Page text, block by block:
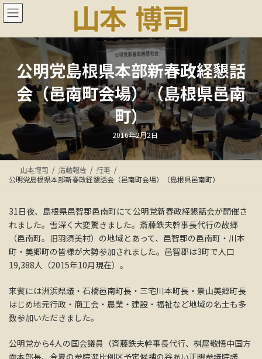
コ
ン
ン
ナ
ビ
ー
公明党島根県本部新春政経懇話
会（邑南町会場）（島根県邑南
町）
最
終
更
新
日
時
:
2016年2月2日
山本博司 活動報告
行事
公明党島根県本部新春政経懇話会（邑南町会場）（島根県邑南町）
31日夜、島根県邑智郡邑南町にて公明党新春政経懇話会が開催さ
れました。雪深く大変驚きました。斎藤鉄夫幹事長代行の故郷
（邑南町。旧羽須美村）の地域とあって、邑智郡の邑南町・川本
町・美郷町の皆様が大勢参加されました。邑智郡は3町で人口
19,388人（2015年10月現在）。
来賓には洲浜県議・石橋邑南町長・三宅川本町長・景山美郷町長
はじめ地元行政・商工会・農業・建設・福祉など地域の名士も多
数参加いただきました。
公明党から4人の国会議員（斉藤鉄夫幹事長代行、桝屋敬悟中国方
面本部長、今夏の参院選比例区予定候補の谷あい正明参議院議